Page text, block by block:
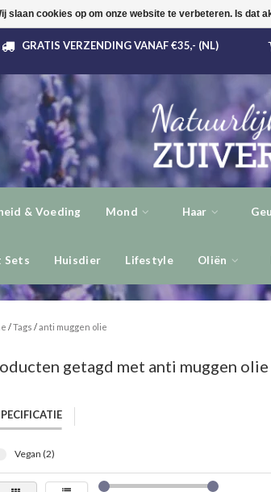
GRATIS VERZENDING VANAF €35,- (NL)
& Voeding Mond Haar
Sets Huisdier Lifestyle Oliën
/Tags /anti muggen olie
getagd met anti muggen olie
Vegan (2)
slaan cookies op om onze website te verbeteren. Is dat